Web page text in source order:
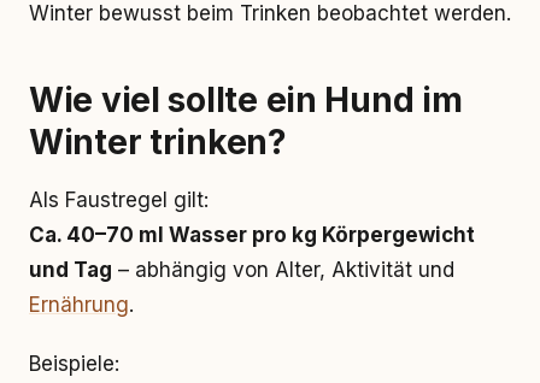
Winter bewusst beim Trinken beobachtet werden.
Wie viel sollte ein Hund im
Winter trinken?
Als Faustregel gilt:
Ca. 40–70 ml Wasser pro kg Körpergewicht
und Tag – abhängig von Alter, Aktivität und
Ernährung.
Beispiele: